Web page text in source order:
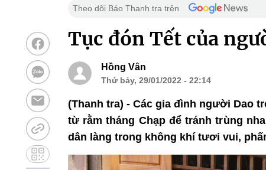
Theo dõi Báo Thanh tra trên
Tục đón Tết của
Hồng Vân
Thứ bảy, 29/01/2022 - 22:14
(Thanh tra) - Các gia đình người Dao
từ rằm tháng Chạp để tránh trùng
dân làng trong không khí tươi vui,